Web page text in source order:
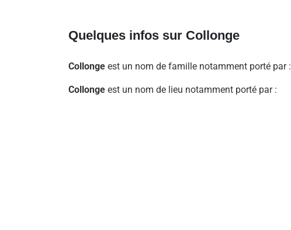
Quelques infos sur Collonge
Collonge est un nom de famille notamment porté par :
Collonge est un nom de lieu notamment porté par :